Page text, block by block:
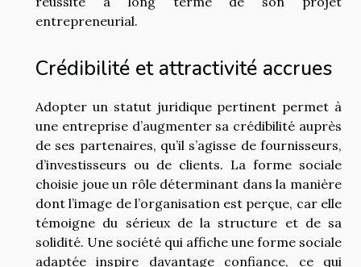
entrepreneurial.
Crédibilité et attractivité accrues
Adopter un statut juridique pertinent permet à
une entreprise d’augmenter sa crédibilité auprès
de ses partenaires, qu’il s’agisse de fournisseurs,
d’investisseurs ou de clients. La forme sociale
choisie joue un rôle déterminant dans la manière
dont l’image de l’organisation est perçue, car elle
témoigne du sérieux de la structure et de sa
solidité. Une société qui affiche une forme sociale
adaptée inspire davantage confiance, ce qui